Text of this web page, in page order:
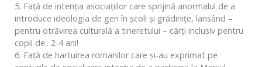
5. Față de intenția asociațiilor care sprijină anormalul de a
introduce ideologia de gen în școli și grădinițe, lansând –
pentru otrăvirea culturală a tineretului – cărți inclusiv pentru
copii de.. 2-4 ani!
6. Față de hartuirea romanilor care și-au exprimat pe